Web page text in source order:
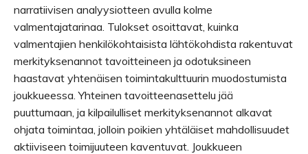
narratiivisen analyysiotteen avulla kolme
valmentajatarinaa. Tulokset osoittavat, kuinka
valmentajien henkilökohtaisista lähtökohdista rakentuvat
merkityksenannot tavoitteineen ja odotuksineen
haastavat yhtenäisen toimintakulttuurin muodostumista
joukkueessa. Yhteinen tavoitteenasettelu jää
puuttumaan, ja kilpailulliset merkityksenannot alkavat
ohjata toimintaa, jolloin poikien yhtäläiset mahdollisuudet
aktiiviseen toimijuuteen kaventuvat. Joukkueen